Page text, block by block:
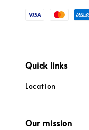
Quick links
Location
Our mission